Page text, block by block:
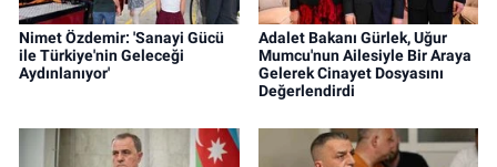
Nimet Özdemir: 'Sanayi Gücü
ile Türkiye'nin Geleceği
Aydınlanıyor'
Adalet Bakanı Gürlek, Uğur
Mumcu'nun Ailesiyle Bir Araya
Gelerek Cinayet Dosyasını
Değerlendirdi